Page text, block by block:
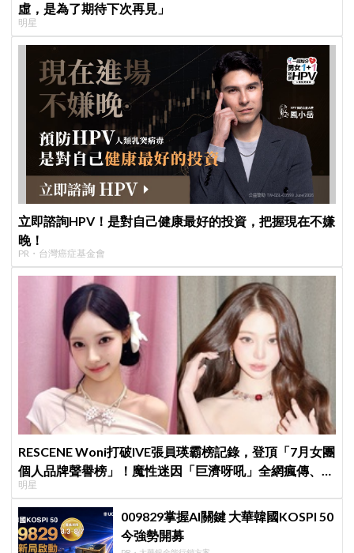
虛，是為了期待下次再見」
明星
立即諮詢HPV！是對自己健康最好的投資，把握現在不嫌
晚！
PR・台灣癌症基金會
RESCENE Woni打破IVE張員瑛霸榜記錄，登頂「7月女團
個人品牌聲譽榜」！魔性迷因「巨濟呀吼」全網瘋傳、逆
襲Melon第一
明星
009829掌握AI關鍵 大華韓國KOSPI 50
今強勢開募